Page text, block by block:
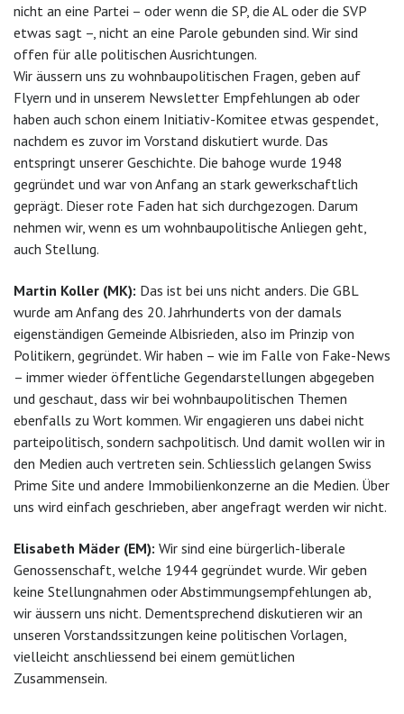
nicht an eine Partei – oder wenn die SP, die AL oder die SVP
etwas sagt –, nicht an eine Parole gebunden sind. Wir sind
offen für alle politischen Ausrichtungen.
Wir äussern uns zu wohnbaupolitischen Fragen, geben auf
Flyern und in unserem Newsletter Empfehlungen ab oder
haben auch schon einem Initiativ-Komitee etwas gespendet,
nachdem es zuvor im Vorstand diskutiert wurde. Das
entspringt unserer Geschichte. Die bahoge wurde 1948
gegründet und war von Anfang an stark gewerkschaftlich
geprägt. Dieser rote Faden hat sich durchgezogen. Darum
nehmen wir, wenn es um wohnbaupolitische Anliegen geht,
auch Stellung.
Martin Koller (MK): Das ist bei uns nicht anders. Die GBL
wurde am Anfang des 20. Jahrhunderts von der damals
eigenständigen Gemeinde Albisrieden, also im Prinzip von
Politikern, gegründet. Wir haben – wie im Falle von Fake-News
– immer wieder öffentliche Gegendarstellungen abgegeben
und geschaut, dass wir bei wohnbaupolitischen Themen
ebenfalls zu Wort kommen. Wir engagieren uns dabei nicht
parteipolitisch, sondern sachpolitisch. Und damit wollen wir in
den Medien auch vertreten sein. Schliesslich gelangen Swiss
Prime Site und andere Immobilienkonzerne an die Medien. Über
uns wird einfach geschrieben, aber angefragt werden wir nicht.
Elisabeth Mäder (EM): Wir sind eine bürgerlich-liberale
Genossenschaft, welche 1944 gegründet wurde. Wir geben
keine Stellungnahmen oder Abstimmungsempfehlungen ab,
wir äussern uns nicht. Dementsprechend diskutieren wir an
unseren Vorstandssitzungen keine politischen Vorlagen,
vielleicht anschliessend bei einem gemütlichen
Zusammensein.